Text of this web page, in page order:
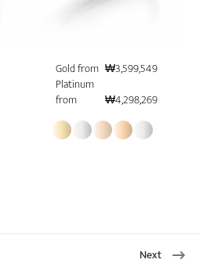
Gold from ₩3,599,549
Platinum
from
₩4,298,269
Next